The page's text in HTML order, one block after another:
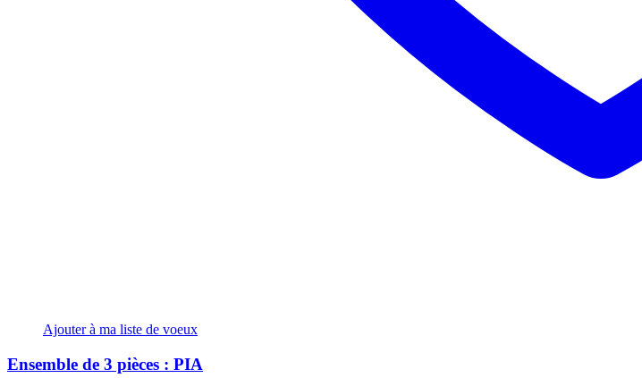
Ajouter à ma liste de voeux
Ensemble de 3 pièces : PIA